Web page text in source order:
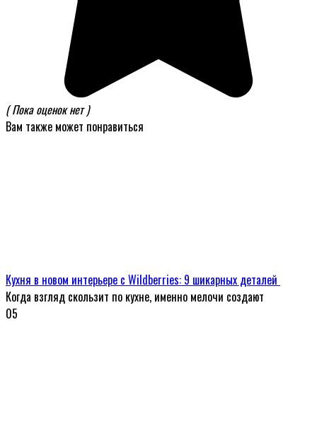
( Пока оценок нет )
Вам также может понравиться
Кухня в новом интерьере с Wildberries: 9 шикарных деталей
Когда взгляд скользит по кухне, именно мелочи создают
05